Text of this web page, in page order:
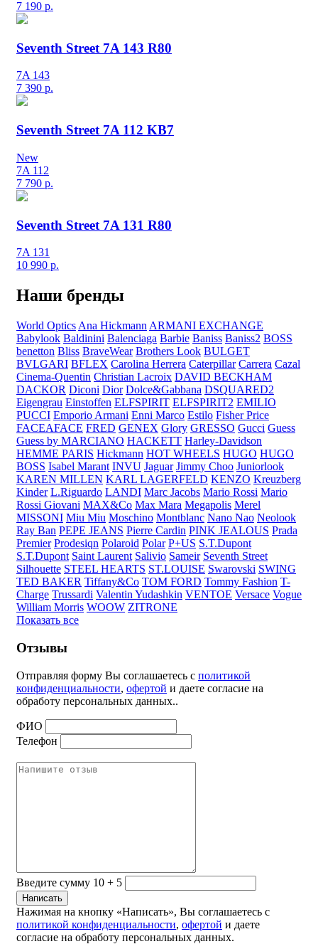
7 190 р.
Seventh Street 7A 143 R80
7A 143
7 390 р.
Seventh Street 7A 112 KB7
New
7A 112
7 790 р.
Seventh Street 7A 131 R80
7A 131
10 990 р.
Наши бренды
World Optics Ana Hickmann ARMANI EXCHANGE
Babylook Baldinini Balenciaga Barbie Baniss Baniss2 BOSS
benetton Bliss BraveWear Brothers Look BULGET
BVLGARI BFLEX Carolina Herrera Caterpillar Carrera Cazal
Cinema-Quentin Christian Lacroix DAVID BECKHAM
DACKOR Diconi Dior Dolce&Gabbana DSQUARED2
Eigengrau Einstoffen ELFSPIRIT ELFSPIRIT2 EMILIO
PUCCI Emporio Armani Enni Marco Estilo Fisher Price
FACEAFACE FRED GENEX Glory GRESSO Gucci Guess
Guess by MARCIANO HACKETT Harley-Davidson
HEMME PARIS Hickmann HOT WHEELS HUGO HUGO
BOSS Isabel Marant INVU Jaguar Jimmy Choo Juniorlook
KAREN MILLEN KARL LAGERFELD KENZO Kreuzberg
Kinder L.Riguardo LANDI Marc Jacobs Mario Rossi Mario
Rossi Giovani MAX&Co Max Mara Megapolis Merel
MISSONI Miu Miu Moschino Montblanc Nano Nao Neolook
Ray Ban PEPE JEANS Pierre Cardin PINK JEALOUS Prada
Premier Prodesiqn Polaroid Polar P+US S.T.Dupont
S.T.Dupont Saint Laurent Salivio Sameir Seventh Street
Silhouette STEEL HEARTS ST.LOUISE Swarovski SWING
TED BAKER Tiffany&Co TOM FORD Tommy Fashion T-
Charge Trussardi Valentin Yudashkin VENTOE Versace Vogue
William Morris WOOW ZITRONE
Показать все
Отзывы
Отправляя форму Вы соглашаетесь с политикой
конфиденциальности, офертой и даете согласие на
обработу персональных данных..
ФИО
Телефон
Введите сумму 10 + 5
Нажимая на кнопку «Написать», Вы соглашаетесь с
политикой конфиденциальности, офертой и даете
согласие на обработу персональных данных.